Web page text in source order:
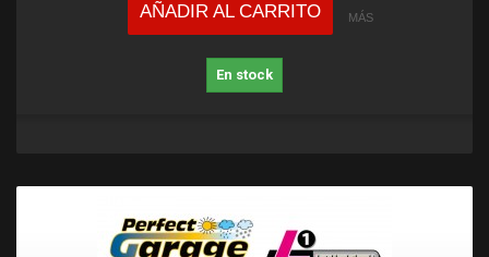
AÑADIR AL CARRITO MÁS
En stock